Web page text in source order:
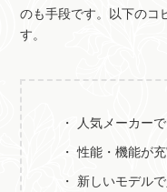
のも手段です。以下のコ
す。
人気メーカー
性能・機能が
新しいモデル